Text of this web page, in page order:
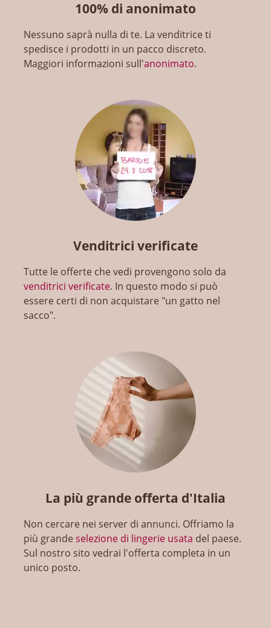
100% di anonimato
Nessuno saprà nulla di te. La venditrice ti
spedisce i prodotti in un pacco discreto.
Maggiori informazioni sull'anonimato.
Venditrici verificate
Tutte le offerte che vedi provengono solo da
venditrici verificate. In questo modo si può
essere certi di non acquistare "un gatto nel
sacco".
La più grande offerta d'Italia
Non cercare nei server di annunci. Offriamo la
più grandeselezione di lingerie usata del paese.
Sul nostro sito vedrai l'offerta completa in un
unico posto.